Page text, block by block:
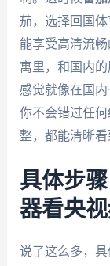
茄，选择回国
能享受高清流
寓里，和国内
感觉就像在国
你不会错过任
整，都能清晰看
具体步
器看央
说了这么多，